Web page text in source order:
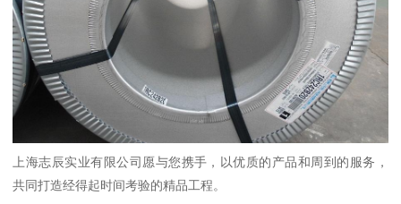
上海志辰实业有限公司愿与您携手，以优质的产品和周到的服务，
共同打造经得起时间考验的精品工程。